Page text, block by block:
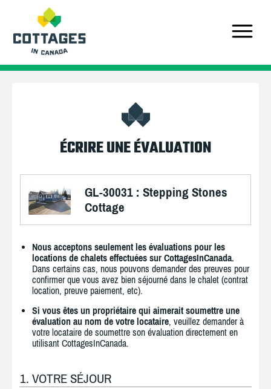
ÉCRIRE UNE ÉVALUATION
GL-30031 : Stepping Stones
Cottage
Nous acceptons seulement les évaluations pour les
locations de chalets effectuées sur CottagesInCanada.
Dans certains cas, nous pouvons demander des preuves pour
confirmer que vous avez bien séjourné dans le chalet (contrat
location, preuve paiement, etc).
Si vous êtes un propriétaire qui aimerait soumettre une
évaluation au nom de votre locataire, veuillez demander à
votre locataire de soumettre son évaluation directement en
utilisant CottagesInCanada.
1. VOTRE SÉJOUR